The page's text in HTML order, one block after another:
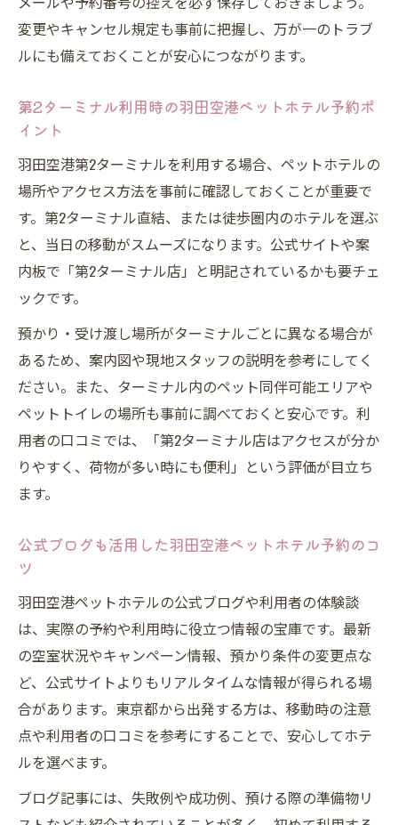
ブログや口コミで羽田空港ペットホテルの
実際を知る
テル選択基準
テル選び
一時預かりも安心な予約時のポイント
羽田空港ペット一時預かり予約の重要ポイ
ント
羽田空港ペットホテルで安心できる一時預
口コミでも人気の羽田空港ペットホテル一
時預かりガイド
第2ターミナルの羽田空港ペットホテル一時
預かり事情
24時間受付可否も含めた羽田空港ペット一
時預かり
変更やキャンセル規定も事前に把握し、万が一のトラブ
ルにも備えておくことが安心につながります。
第2ターミナル利用時の羽田空港ペットホテル予約ポ
イント
羽田空港第2ターミナルを利用する場合、ペットホテルの
場所やアクセス方法を事前に確認しておくことが重要で
す。第2ターミナル直結、または徒歩圏内のホテルを選ぶ
と、当日の移動がスムーズになります。公式サイトや案
内板で「第2ターミナル店」と明記されているかも要チェ
ックです。
預かり・受け渡し場所がターミナルごとに異なる場合が
あるため、案内図や現地スタッフの説明を参考にしてく
ださい。また、ターミナル内のペット同伴可能エリアや
ペットトイレの場所も事前に調べておくと安心です。利
用者の口コミでは、「第2ターミナル店はアクセスが分か
りやすく、荷物が多い時にも便利」という評価が目立ち
ます。
公式ブログも活用した羽田空港ペットホテル予約のコ
ツ
羽田空港ペットホテルの公式ブログや利用者の体験談
は、実際の予約や利用時に役立つ情報の宝庫です。最新
の空室状況やキャンペーン情報、預かり条件の変更点な
ど、公式サイトよりもリアルタイムな情報が得られる場
合があります。東京都から出発する方は、移動時の注意
点や利用者の口コミを参考にすることで、安心してホテ
ルを選べます。
ブログ記事には、失敗例や成功例、預ける際の準備物リ